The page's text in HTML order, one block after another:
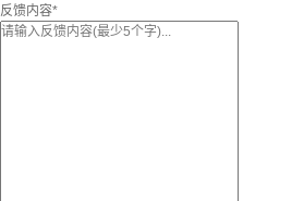
反馈内容*